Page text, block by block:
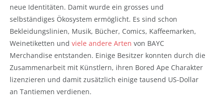
neue Identitäten. Damit wurde ein grosses und
selbständiges Ökosystem ermöglicht. Es sind schon
Bekleidungslinien, Musik, Bücher, Comics, Kaffeemarken,
Weinetiketten und viele andere Arten von BAYC
Merchandise entstanden. Einige Besitzer konnten durch die
Zusammenarbeit mit Künstlern, ihren Bored Ape Charakter
lizenzieren und damit zusätzlich einige tausend US-Dollar
an Tantiemen verdienen.